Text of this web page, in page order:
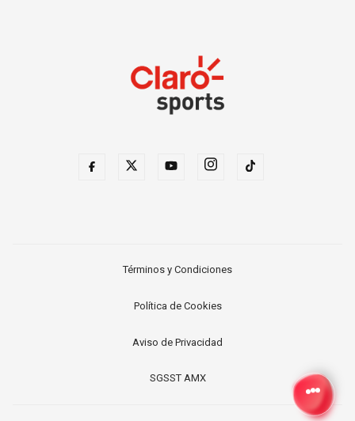
Términos y Condiciones
Política de Cookies
Aviso de Privacidad
SGSST AMX